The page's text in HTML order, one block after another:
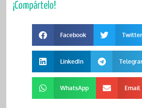
¡Compártelo!
Facebook Twitter
LinkedIn
WhatsApp Email